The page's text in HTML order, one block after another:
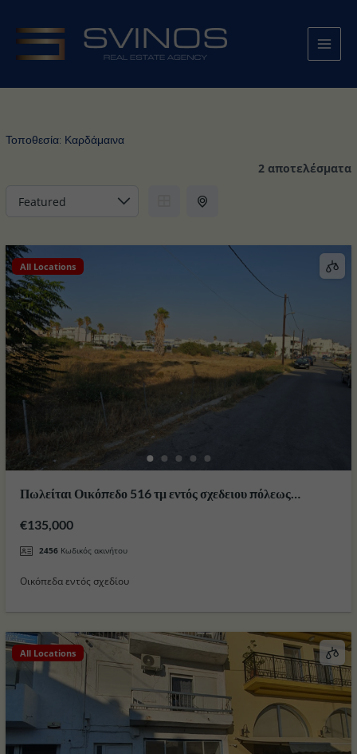
περιεχόμενο
Τοποθεσία: Καρδάμαινα
2 αποτελέσματα
All Locations
Πωλείται Οικόπεδο 516 τμ εντός σχεδειου πόλεως
€135,000
2456 Κωδικός ακινήτου
Οικόπεδα εντός σχεδίου
All Locations